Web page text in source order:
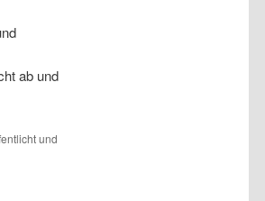
ab und
und